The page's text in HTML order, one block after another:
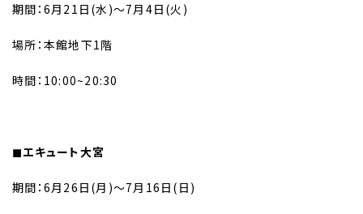
期間：6月21日(水)〜7月4日(火)
場所：本館地下1階
時間：10:00~20:30
◼︎エキュート大宮
期間：6月26日(月)〜7月16日(日)